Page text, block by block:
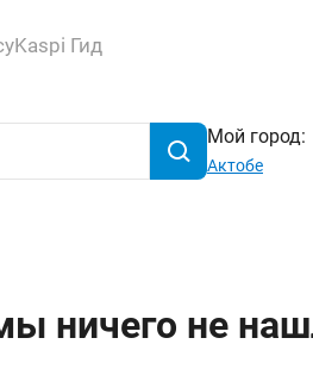
Kaspi Гид
Мой город:
Актобе
ничего не